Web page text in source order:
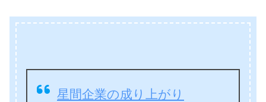
星間企業の成り上がり